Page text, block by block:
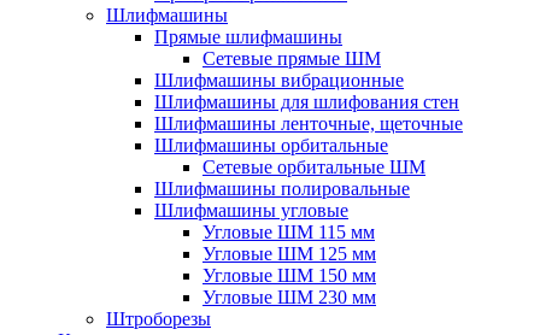
Шлифмашины
Прямые шлифмашины
Сетевые прямые ШМ
Шлифмашины вибрационные
Шлифмашины для шлифования стен
Шлифмашины ленточные, щеточные
Шлифмашины орбитальные
Сетевые орбитальные ШМ
Шлифмашины полировальные
Шлифмашины угловые
Угловые ШМ 115 мм
Угловые ШМ 125 мм
Угловые ШМ 150 мм
Угловые ШМ 230 мм
Штроборезы